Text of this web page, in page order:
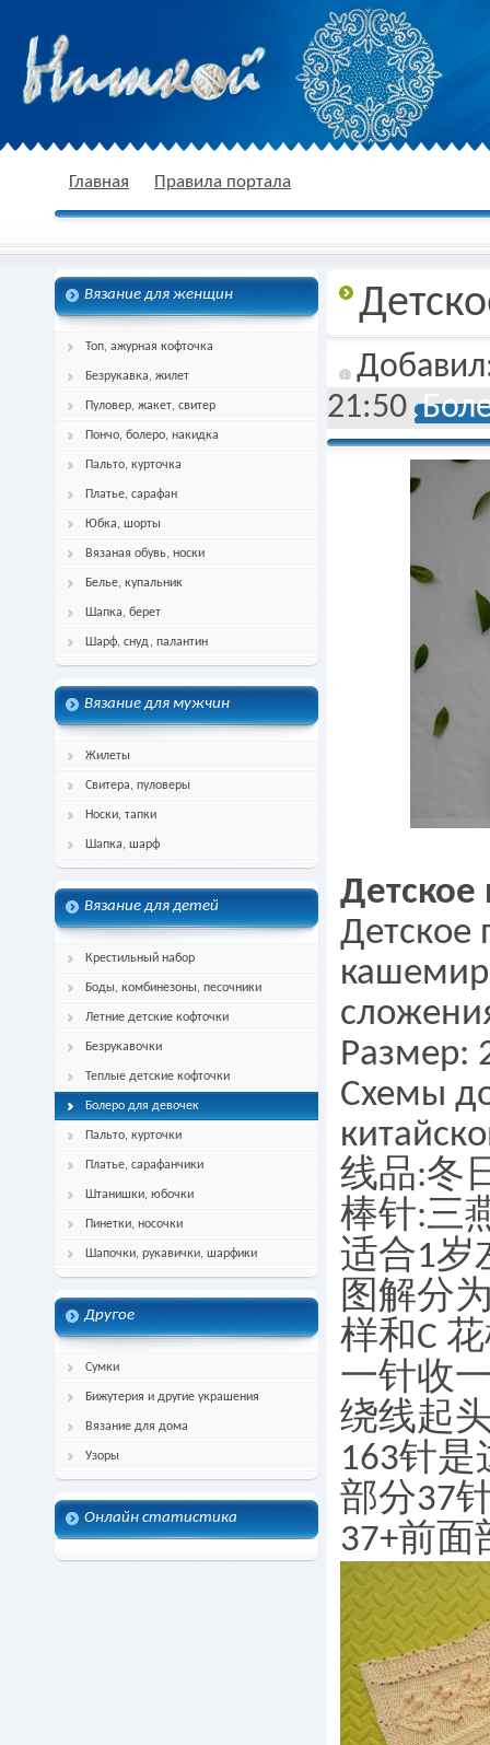
спицами, схема и описание
Главная Правила портала
Вязание для женщин
Топ, ажурная кофточка
Безрукавка, жилет
Пуловер, жакет, свитер
Пончо, болеро, накидка
Пальто, курточка
Платье, сарафан
Юбка, шорты
Вязаная обувь, носки
Белье, купальник
Шапка, берет
Шарф, снуд, палантин
Вязание для мужчин
Жилеты
Свитера, пуловеры
Носки, тапки
Шапка, шарф
Вязание для детей
Крестильный набор
Боды, комбинезоны, песочники
Летние детские кофточки
Безрукавочки
Теплые детские кофточки
Болеро для девочек
Пальто, курточки
Платье, сарафанчики
Штанишки, юбочки
Пинетки, носочки
Шапочки, рукавички, шарфики
Другое
Сумки
Бижутерия и другие украшения
Вязание для дома
Узоры
Онлайн статистика
21:50
Детское
Размер:
Схемы
线品:冬
棒针:三
适合1岁
图解分
样和C
一针收
绕线起
163针
部分37
37+前面